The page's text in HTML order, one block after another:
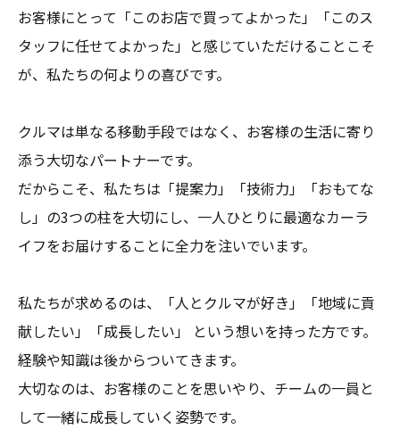
お客様にとって「このお店で買ってよかった」「このス
タッフに任せてよかった」と感じていただけることこそ
が、私たちの何よりの喜びです。
クルマは単なる移動手段ではなく、お客様の生活に寄り
添う大切なパートナーです。
だからこそ、私たちは「提案力」「技術力」「おもてな
し」の3つの柱を大切にし、一人ひとりに最適なカーラ
イフをお届けすることに全力を注いでいます。
私たちが求めるのは、「人とクルマが好き」「地域に貢
献したい」「成長したい」 という想いを持った方です。
経験や知識は後からついてきます。
大切なのは、お客様のことを思いやり、チームの一員と
して一緒に成長していく姿勢です。